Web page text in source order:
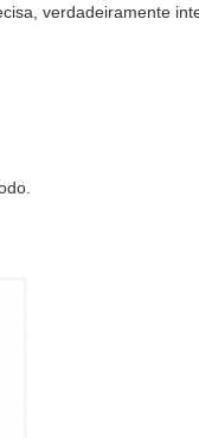
verdadeiramente